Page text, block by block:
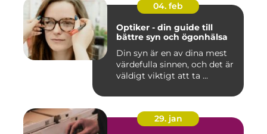
04. feb
Optiker - din guide till
bättre syn och ögonhälsa
Din syn är en av dina mest
värdefulla sinnen, och det är
väldigt viktigt att ta ...
29. jan